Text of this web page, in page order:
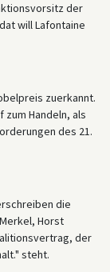
der
will Lafontaine
zuerkannt.
Handeln, als
des 21.
die
Horst
der
steht.